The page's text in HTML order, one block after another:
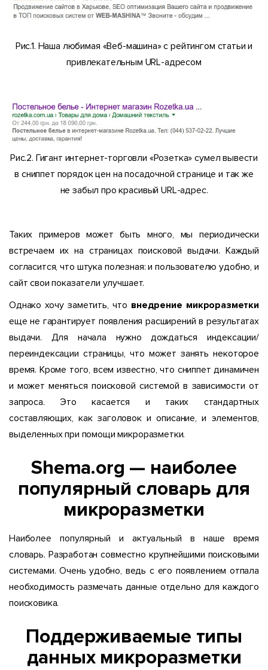
Рис.1. Наша любимая «Веб-машина» с рейтингом статьи и
привлекательным URL-адресом
Рис.2. Гигант интернет-торговли «Розетка» сумел вывести
в сниппет порядок цен на посадочной странице и так же
не забыл про красивый URL-адрес.
Таких примеров может быть много, мы периодически
встречаем их на страницах поисковой выдачи. Каждый
согласится, что штука полезная: и пользователю удобно, и
сайт свои показатели улучшает.
Однако хочу заметить, что внедрение микроразметки
еще не гарантирует появления расширений в результатах
выдачи. Для начала нужно дождаться индексации/
переиндексации страницы, что может занять некоторое
время. Кроме того, всем известно, что сниппет динамичен
и может меняться поисковой системой в зависимости от
запроса. Это касается и таких стандартных
составляющих, как заголовок и описание, и элементов,
выделенных при помощи микроразметки.
Shema.org — наиболее
популярный словарь для
микроразметки
Наиболее популярный и актуальный в наше время
словарь. Разработан совместно крупнейшими поисковыми
системами. Очень удобно, ведь с его появлением отпала
необходимость размечать данные отдельно для каждого
поисковика.
Поддерживаемые типы
данных микроразметки